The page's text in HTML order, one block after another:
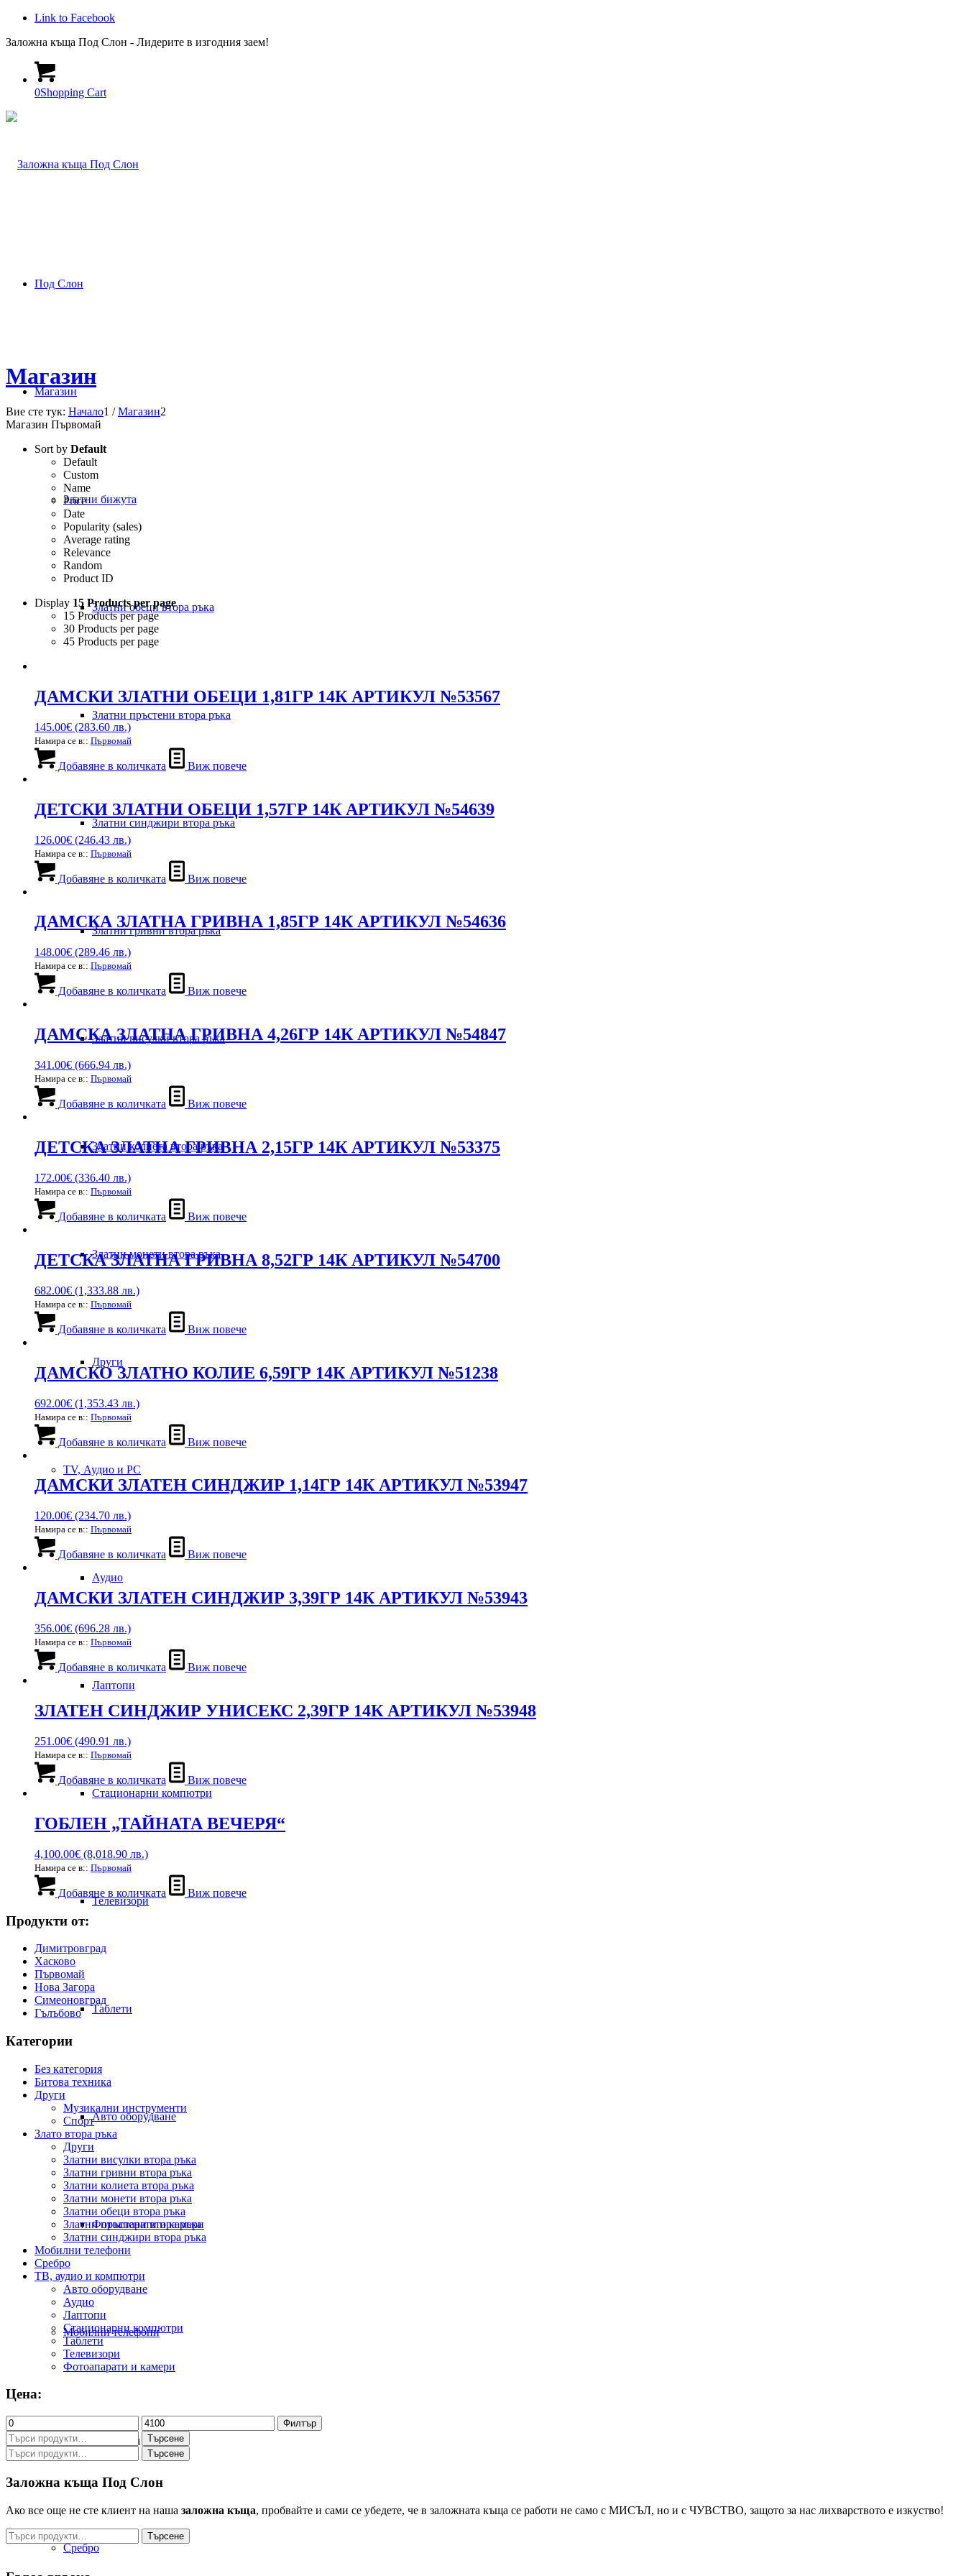
Link to Facebook
Заложна къща Под Слон - Лидерите в изгодния заем!
0Shopping Cart
Под Слон
Магазин
Златни бижута
Златни обеци втора ръка
Златни пръстени втора ръка
Златни синджири втора ръка
Златни гривни втора ръка
Златни висулки втора ръка
Златни колиета втора ръка
Златни монети втора ръка
Други
TV, Аудио и PC
Аудио
Лаптопи
Стационарни компютри
Телевизори
Таблети
Авто оборудване
Фотоапарати и камери
Мобилни телефони
Битова техника
Сребро
Магазин
Вие сте тук: Начало1 / Магазин2
Магазин Първомай
Sort by Default
Default
Custom
Name
Price
Date
Popularity (sales)
Average rating
Relevance
Random
Product ID
Display 15 Products per page
15 Products per page
30 Products per page
45 Products per page
ДАМСКИ ЗЛАТНИ ОБЕЦИ 1,81ГР 14К АРТИКУЛ №53567
145.00€ (283.60 лв.)
Намира се в:: Първомай
Добавяне в количката Виж повече
ДЕТСКИ ЗЛАТНИ ОБЕЦИ 1,57ГР 14К АРТИКУЛ №54639
126.00€ (246.43 лв.)
Намира се в:: Първомай
Добавяне в количката Виж повече
ДАМСКА ЗЛАТНА ГРИВНА 1,85ГР 14К АРТИКУЛ №54636
148.00€ (289.46 лв.)
Намира се в:: Първомай
Добавяне в количката Виж повече
ДАМСКА ЗЛАТНА ГРИВНА 4,26ГР 14К АРТИКУЛ №54847
341.00€ (666.94 лв.)
Намира се в:: Първомай
Добавяне в количката Виж повече
ДЕТСКА ЗЛАТНА ГРИВНА 2,15ГР 14К АРТИКУЛ №53375
172.00€ (336.40 лв.)
Намира се в:: Първомай
Добавяне в количката Виж повече
ДЕТСКА ЗЛАТНА ГРИВНА 8,52ГР 14К АРТИКУЛ №54700
682.00€ (1,333.88 лв.)
Намира се в:: Първомай
Добавяне в количката Виж повече
ДАМСКО ЗЛАТНО КОЛИЕ 6,59ГР 14К АРТИКУЛ №51238
692.00€ (1,353.43 лв.)
Намира се в:: Първомай
Добавяне в количката Виж повече
ДАМСКИ ЗЛАТЕН СИНДЖИР 1,14ГР 14К АРТИКУЛ №53947
120.00€ (234.70 лв.)
Намира се в:: Първомай
Добавяне в количката Виж повече
ДАМСКИ ЗЛАТЕН СИНДЖИР 3,39ГР 14К АРТИКУЛ №53943
356.00€ (696.28 лв.)
Намира се в:: Първомай
Добавяне в количката Виж повече
ЗЛАТЕН СИНДЖИР УНИСЕКС 2,39ГР 14К АРТИКУЛ №53948
251.00€ (490.91 лв.)
Намира се в:: Първомай
Добавяне в количката Виж повече
ГОБЛЕН „ТАЙНАТА ВЕЧЕРЯ“
4,100.00€ (8,018.90 лв.)
Намира се в:: Първомай
Добавяне в количката Виж повече
Продукти от:
Димитровград
Хасково
Първомай
Нова Загора
Симеоновград
Гълъбово
Категории
Без категория
Битова техника
Други
Музикални инструменти
Спорт
Злато втора ръка
Други
Златни висулки втора ръка
Златни гривни втора ръка
Златни колиета втора ръка
Златни монети втора ръка
Златни обеци втора ръка
Златни пръстени втора ръка
Златни синджири втора ръка
Мобилни телефони
Сребро
ТВ, аудио и компютри
Авто оборудване
Аудио
Лаптопи
Стационарни компютри
Таблети
Телевизори
Фотоапарати и камери
Цена:
Минимална
цена
Максимална
цена
Филтър
Търсене
за:
Търсене
Търсене
за:
Търсене
Заложна къща Под Слон
Ако все още не сте клиент на наша заложна къща, пробвайте и сами се убедете, че в заложната къща се работи не само с МИСЪЛ, но и с ЧУВСТВО, защото за нас лихварството е изкуство!
Търсене
за:
Търсене